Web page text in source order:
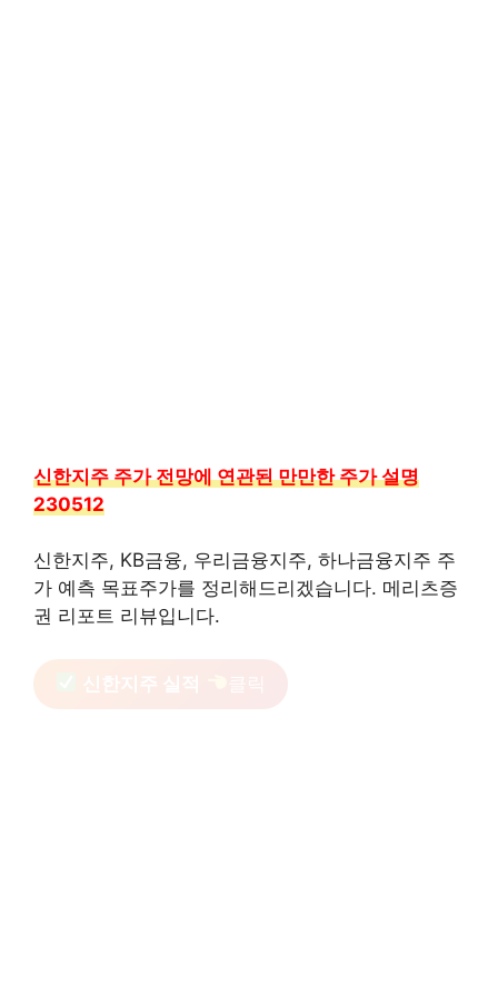
신한지주 주가 전망에 연관된 만만한 주가 설명
230512
신한지주, KB금융, 우리금융지주, 하나금융지주 주
가 예측 목표주가를 정리해드리겠습니다. 메리츠증
권 리포트 리뷰입니다.
신한지주 실적